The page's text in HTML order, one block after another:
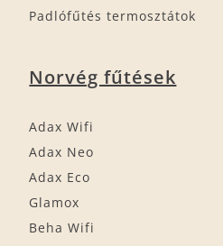
Padlófűtés termosztátok
Norvég fűtések
Adax Wifi
Adax Neo
Adax Eco
Glamox
Beha Wifi